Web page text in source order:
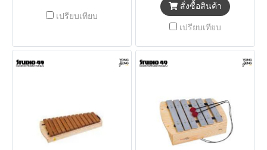
เปรียบเทียบ
สั่งซื้อสินค้า
เปรียบเทียบ